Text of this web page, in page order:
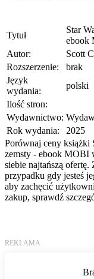
Tytuł
Star
ebook
Autor:
Scott
Rozszerzenie:
brak
Język
wydania:
polski
Ilość stron:
Wydawnictwo:
Rok wydania:
2025
Porównaj ceny książki
zemsty - ebook MOBI
siebie najtańszą
przypadku gdy jesteś
aby zachęcić
zakup, sprawdź